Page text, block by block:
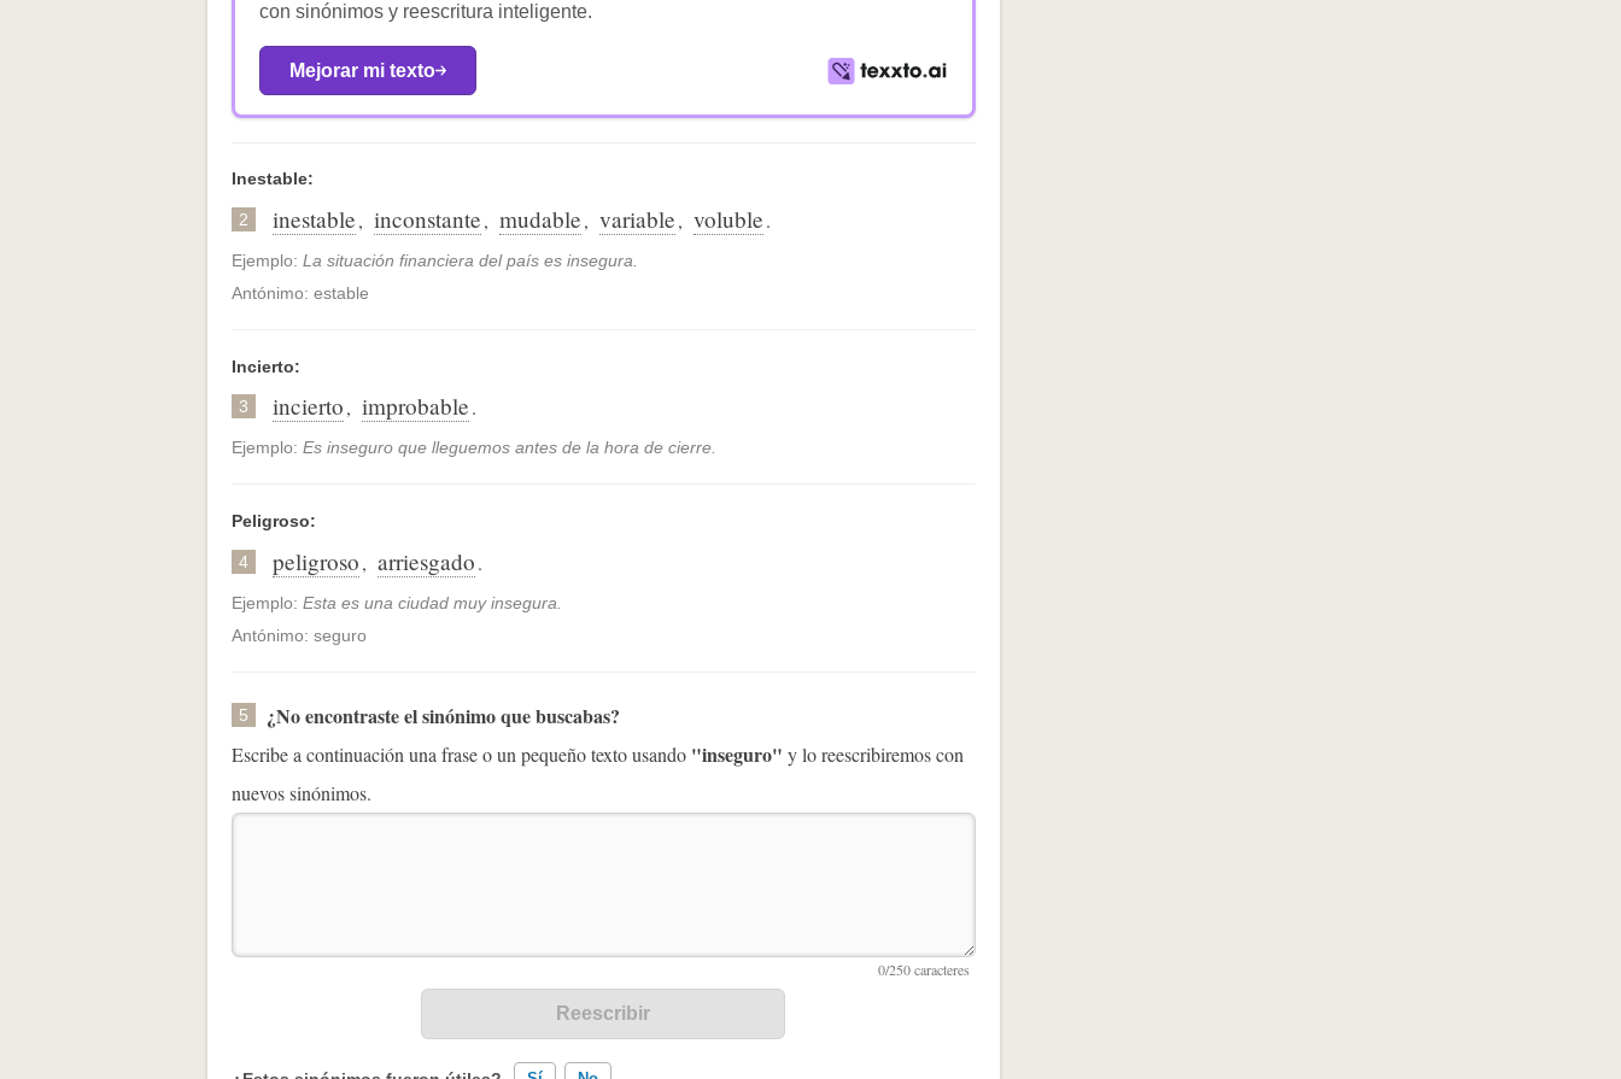
con sinónimos y reescritura inteligente.
Mejorar mi texto
Inestable:
2 inestable, inconstante, mudable, variable, voluble.
Ejemplo: La situación financiera del país es insegura.
Antónimo: estable
Incierto:
3 incierto, improbable.
Ejemplo: Es inseguro que lleguemos antes de la hora de cierre.
Peligroso:
4 peligroso, arriesgado.
Ejemplo: Esta es una ciudad muy insegura.
Antónimo: seguro
5 ¿No encontraste el sinónimo que buscabas?
Escribe a continuación una frase o un pequeño texto usando "inseguro" y lo reescribiremos con
nuevos sinónimos.